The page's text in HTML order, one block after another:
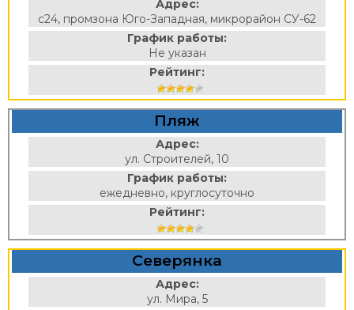
Адрес:
с24, промзона Юго-Западная, микрорайон СУ-62
График работы:
Не указан
Рейтинг:
Пляж
Адрес:
ул. Строителей, 10
График работы:
ежедневно, круглосуточно
Рейтинг:
Северянка
Адрес:
ул. Мира, 5